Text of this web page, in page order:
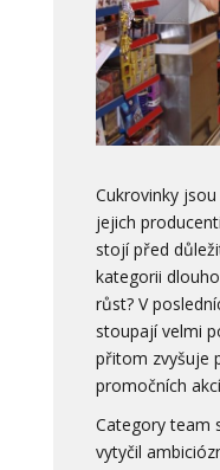
Cukrovinky
jejich
stojí před
kategorii
růst? V
stoupají velmi
přitom zvyšuje
promočních
Category team
vytyčil